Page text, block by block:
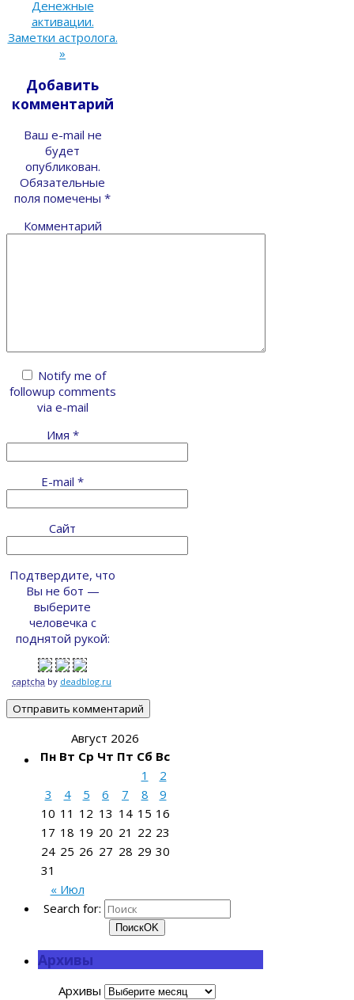
Денежные
активации.
Заметки астролога.
»
Добавить
комментарий
Ваш e-mail не
будет
опубликован.
Обязательные
поля помечены *
Комментарий
Notify me of
followup comments
via e-mail
Имя *
E-mail *
Сайт
Подтвердите, что
Вы не бот —
выберите
человечка с
поднятой рукой:
captcha by deadblog.ru
Август 2026
Пн Вт Ср Чт Пт Сб Вс
« Июл
1
2
3
4 5 6 7 8
9
10 11 12 13 14 15 16
17 18 19 20 21 22 23
24 25 26 27 28 29 30
31
Search for:
ПоискOK
Архивы
Архивы